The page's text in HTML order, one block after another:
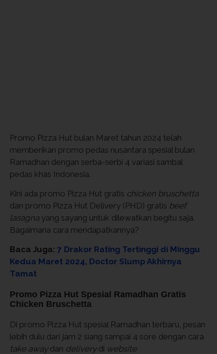
Promo Pizza Hut bulan Maret tahun 2024 telah
memberikan promo pedas nusantara spesial bulan
Ramadhan dengan serba-serbi 4 variasi sambal
pedas khas Indonesia.
Kini ada promo Pizza Hut gratis chicken bruschetta
dan promo Pizza Hut Delivery (PHD) gratis beef
lasagna yang sayang untuk dilewatkan begitu saja.
Bagaimana cara mendapatkannya?
Baca Juga: 7 Drakor Rating Tertinggi di Minggu
Kedua Maret 2024, Doctor Slump Akhirnya
Tamat
Promo Pizza Hut Spesial Ramadhan Gratis
Chicken Bruschetta
Di promo Pizza Hut spesial Ramadhan terbaru, pesan
lebih dulu dari jam 2 siang sampai 4 sore dengan cara
take awaydan deliverydi website